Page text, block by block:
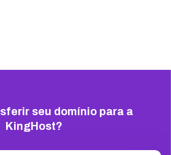
seu domínio para a
KingHost?